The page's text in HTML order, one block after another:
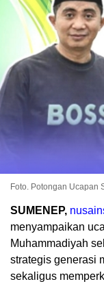
Foto. Potongan Ucapan
SUMENEP,
menyampaikan
Muhammadiyah
strategis generasi
sekaligus